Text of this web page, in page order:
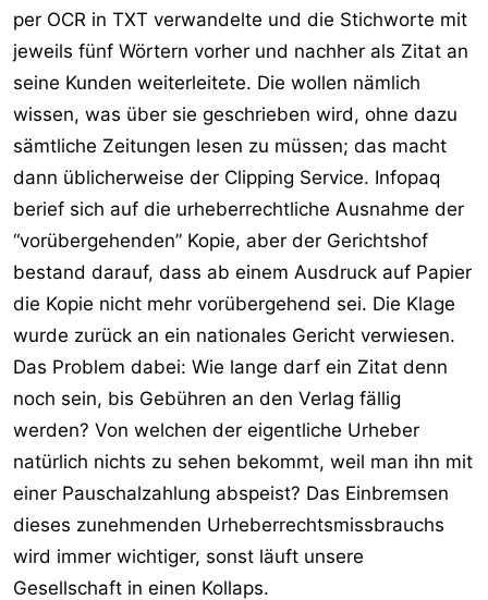
per OCR in TXT verwandelte und die Stichworte mit
jeweils fünf Wörtern vorher und nachher als Zitat an
seine Kunden weiterleitete. Die wollen nämlich
wissen, was über sie geschrieben wird, ohne dazu
sämtliche Zeitungen lesen zu müssen; das macht
dann üblicherweise der Clipping Service. Infopaq
berief sich auf die urheberrechtliche Ausnahme der
“vorübergehenden” Kopie, aber der Gerichtshof
bestand darauf, dass ab einem Ausdruck auf Papier
die Kopie nicht mehr vorübergehend sei. Die Klage
wurde zurück an ein nationales Gericht verwiesen.
Das Problem dabei: Wie lange darf ein Zitat denn
noch sein, bis Gebühren an den Verlag fällig
werden? Von welchen der eigentliche Urheber
natürlich nichts zu sehen bekommt, weil man ihn mit
einer Pauschalzahlung abspeist? Das Einbremsen
dieses zunehmenden Urheberrechtsmissbrauchs
wird immer wichtiger, sonst läuft unsere
Gesellschaft in einen Kollaps.